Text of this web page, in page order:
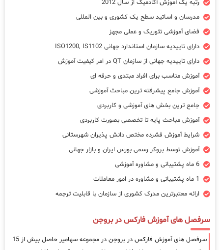
رتبه یک آموزش آکادمیک از سال 2012
مدرسان و اساتید سطح یک کشوری و بین المللی
فضای آموزشی تئوریک و عملی مجهز
دارای تاییدیه سازمان استاندارد جهانی ISO1200, IS1102
دارای تاییدیه جهانی از سازمان QT در امر کیفیت آموزش
آموزش مناسب برای افراد مبتدی و حرفه ای
آموزش جامع پیشرفته ترین مباحث آموزشی
جامع ترین بخش های آموزشی و کاربردی
آموزش مباحث پایه تا تخصصی بصورت کاربردی
شرایط آموزش فشرده مختص دانش پذیران شهرستانی
آموزش توسط بروکر رسمی بورس ایران و بازار جهانی
6 ماه پشتیبانی و مشاوره آموزشی
1 ماه پشتیبانی و مشاوره در امور معاملات
ارائه معتبرترین مدرک کشوری از سازمان با قابلیت ترجمه
سرفصل های آموزش فارکس در بروجن
سرفصل های آموزش فارکس در بروجن در مجموعه سهامیر حاصل بیش از 15